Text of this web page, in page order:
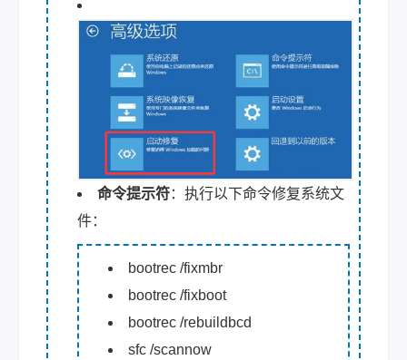
命令提示符：执行以下命令修复系统文
件：
bootrec /fixmbr
bootrec /fixboot
bootrec /rebuildbcd
sfc /scannow